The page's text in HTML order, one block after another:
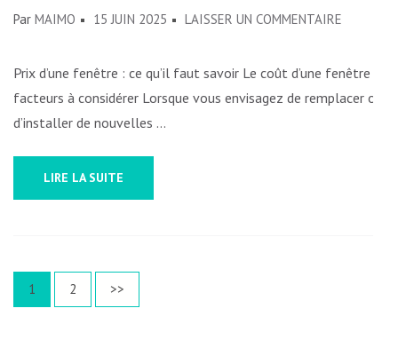
Par MAIMO 15 JUIN 2025 LAISSER UN COMMENTAIRE
COMPLET
SUR
Prix d’une fenêtre : ce qu’il faut savoir Le coût d’une fenêtre :
facteurs à considérer Lorsque vous envisagez de remplacer ou
d’installer de nouvelles …
LIRE LA SUITE
Pagination
des
Page
1 Page
2 >>